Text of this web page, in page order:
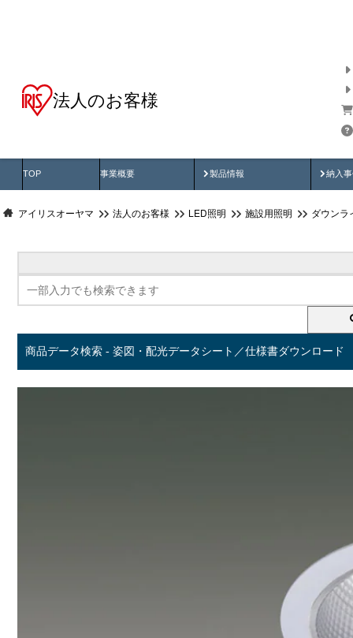
法人のお客様
TOP 事業概要 製品情報
製品動画 納入
納
アイリスオーヤマ 法人のお客様 LED照明 施設用照明 ダウンラ
商品データ検索 - 姿図・配光データシート／仕様書ダウンロード